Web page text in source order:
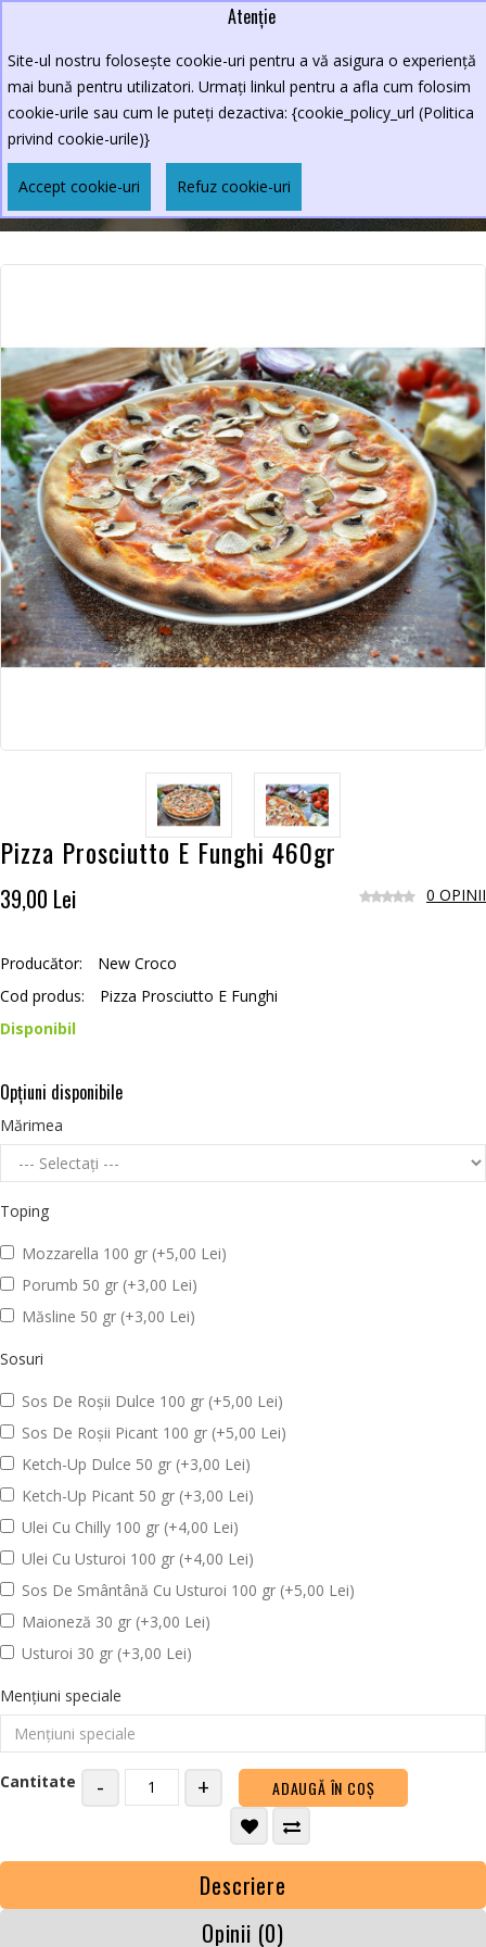
Atenție
Site-ul nostru folosește cookie-uri pentru a vă asigura o experiență
mai bună pentru utilizatori. Urmați linkul pentru a afla cum folosim
cookie-urile sau cum le puteți dezactiva: {cookie_policy_url (Politica
privind cookie-urile)}
Accept cookie-uri Refuz cookie-uri
0264.590213
New Croco
PIZZA PROSCIUTTO E FUNGHI 460GR
Pizza Prosciutto E Funghi 460gr
39,00 Lei 0 OPINII
Producător:
New Croco
Cod produs:
Pizza Prosciutto E Funghi
Disponibil
Opţiuni disponibile
Mărimea
Toping
Mozzarella 100 gr (+5,00 Lei)
Porumb 50 gr (+3,00 Lei)
Măsline 50 gr (+3,00 Lei)
Sosuri
Sos De Roșii Dulce 100 gr (+5,00 Lei)
Sos De Roșii Picant 100 gr (+5,00 Lei)
Ketch-Up Dulce 50 gr (+3,00 Lei)
Ketch-Up Picant 50 gr (+3,00 Lei)
Ulei Cu Chilly 100 gr (+4,00 Lei)
Ulei Cu Usturoi 100 gr (+4,00 Lei)
Sos De Smântână Cu Usturoi 100 gr (+5,00 Lei)
Maioneză 30 gr (+3,00 Lei)
Usturoi 30 gr (+3,00 Lei)
Mențiuni speciale
Cantitate - + ADAUGĂ ÎN COŞ
Descriere
Opinii (0)